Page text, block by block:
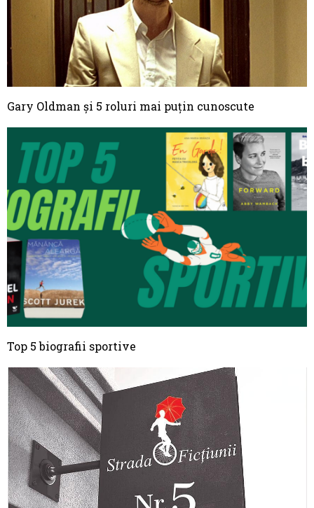
Gary Oldman și 5 roluri mai puțin cunoscute
Top 5 biografii sportive